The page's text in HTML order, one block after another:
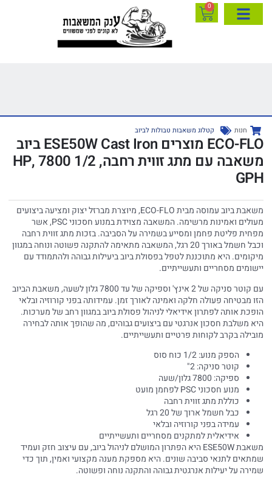
0
חנות קטלוג משאבות טבולות לביוב
ECO-FLO מוצרים ESE50W Cast Iron ביוב
משאבה עם מתג זווית רחבה, 1/2 HP, 7800
GPH
משאבת ביוב עמוסה מבית ECO-FLO, מיוצרת מברזל יצוק ומציעה ביצועים
מעולים ואמינות מרשימה. המשאבה מצוידת במנוע חסכוני PSC, אשר
מפחית פליטת פחמן ומסייע בשמירה על הסביבה. בזכות מתג זווית רחבה
וכבל חשמל באורך 20 רגל, המשאבה מתאימה להתקנה פשוטה ונוחה במגוון
מיקומים. היא מתוכננת לטפל בפסולת ביוב ביעילות גבוהה ולהתמודד עם
יישומים מסחריים ותעשייתיים.
עם קוטר סניקה של 2 אינץ' וספיקה של עד 7800 גלון לשעה, משאבת הביוב
הזו מבטיחה פעולה חלקה ואמינה לאורך זמן. עמידותה בפני קורוזיה ובלאי
הופכת אותה לפתרון אידיאלי לניהול פסולת ביוב במגוון רחב של מערכות.
היא משלבת חסכון אנרגטי עם ביצועים גבוהים, מה שהופך אותה לבחירה
מובילה בקרב לקוחות פרטיים ותעשייתיים.
הספק מנוע: 1/2 כוח סוס
קוטר סניקה: 2"
ספיקה: 7800 גלון/שעה
מנוע חסכוני PSC לפחמן מועט
כוללת מתג זווית רחבה
כבל חשמל ארוך של 20 רגל
עמידה בפני קורוזיה ובלאי
אידיאלית למתקנים מסחריים ותעשייתיים
משאבת ESE50W היא הפתרון המושלם לניהול ביוב, עם עיצוב חזק ועמיד
שמתאים לתנאי סביבה שונים. היא מספקת מענה מקצועי ואמין, תוך כדי
שמירה על יעילות אנרגטית גבוהה והתקנה נוחה ופשוטה.